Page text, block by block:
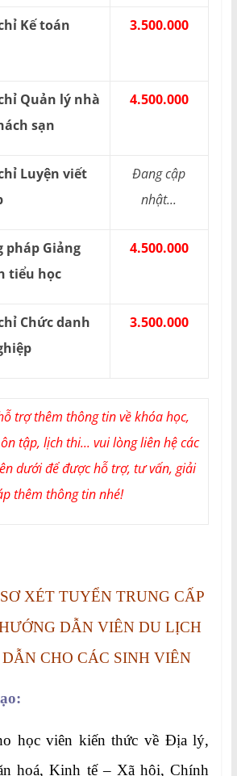
Kế toán
3.500.000
Quản lý nhà
sạn
4.500.000
Luyện viết
Đang cập
nhật...
pháp Giảng
tiểu học
4.500.000
Chức danh
3.500.000
trợ thêm thông tin về khóa học,
tập, lịch thi... vui lòng liên hệ các
dưới để được hỗ trợ, tư vấn, giải
thêm thông tin nhé!
XÉT TUYỂN TRUNG CẤP
DẪN VIÊN DU LỊCH
CHO CÁC SINH VIÊN
học viên kiến thức về Địa lý,
hoá, Kinh tế – Xã hội, Chính